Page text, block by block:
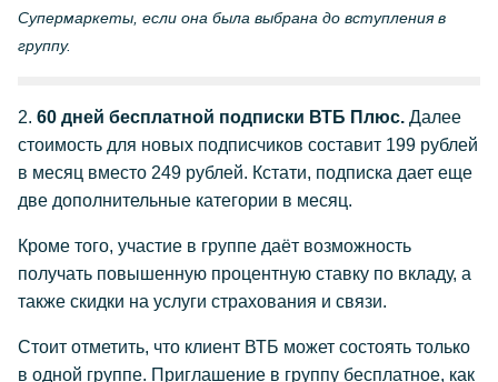
Супермаркеты, если она была выбрана до вступления в
группу.
2. 60 дней бесплатной подписки ВТБ Плюс. Далее
стоимость для новых подписчиков составит 199 рублей
в месяц вместо 249 рублей. Кстати, подписка дает еще
две дополнительные категории в месяц.
Кроме того, участие в группе даёт возможность
получать повышенную процентную ставку по вкладу, а
также скидки на услуги страхования и связи.
Стоит отметить, что клиент ВТБ может состоять только
в одной группе. Приглашение в группу бесплатное, как